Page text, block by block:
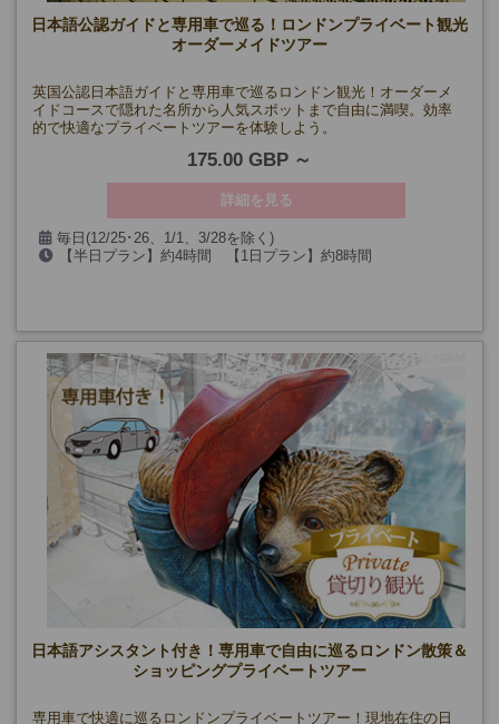
日本語公認ガイドと専用車で巡る！ロンドンプライベート観光
オーダーメイドツアー
英国公認日本語ガイドと専用車で巡るロンドン観光！オーダーメ
イドコースで隠れた名所から人気スポットまで自由に満喫。効率
的で快適なプライベートツアーを体験しよう。
175.00 GBP
詳細を見る
毎日(12/25･26、1/1、3/28を除く)
(※午後プランは12/24も除く)
【半日プラン】約4時間 【1日プラン】約8時間
日本語アシスタント付き！専用車で自由に巡るロンドン散策＆
ショッピングプライベートツアー
専用車で快適に巡るロンドンプライベートツアー！現地在住の日